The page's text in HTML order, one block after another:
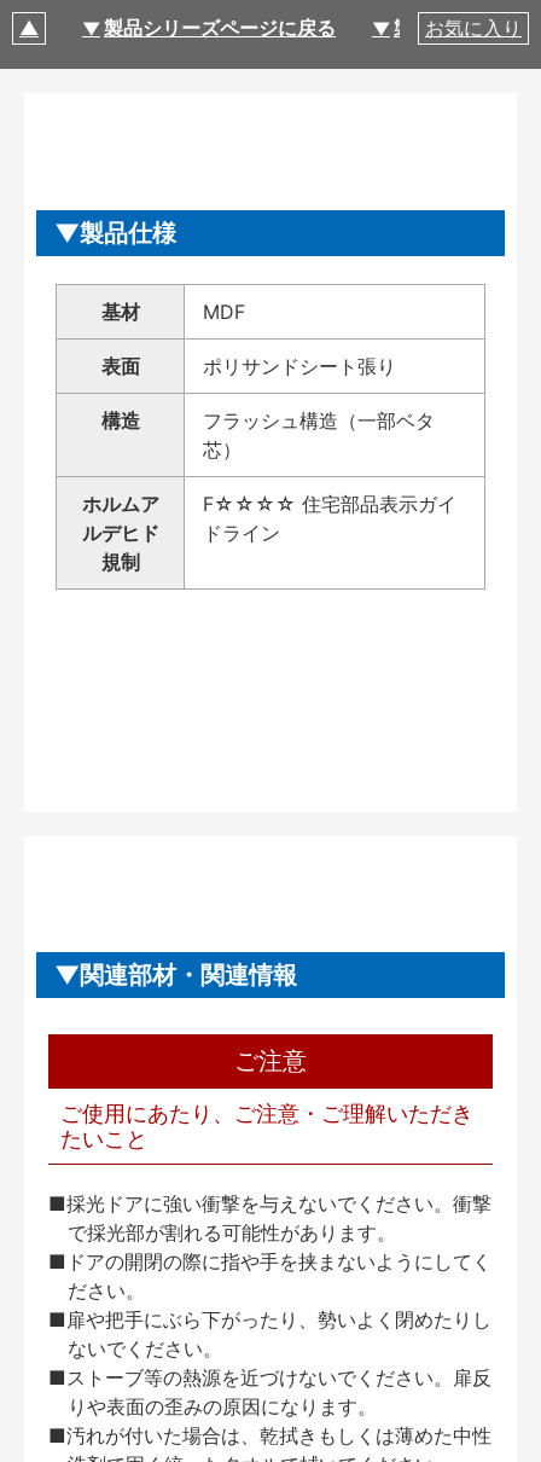
製品シリーズページに戻る 製品仕様
お気に入り
製品仕様
基材 MDF
表面 ポリサンドシート張り
構造
フラッシュ構造（一部ベタ
芯）
ホルムア
ルデヒド
規制
F☆☆☆☆ 住宅部品表示ガイ
ドライン
関連部材・関連情報
ご注意
ご使用にあたり、ご注意・ご理解いただき
たいこと
■採光ドアに強い衝撃を与えないでください。衝撃
で採光部が割れる可能性があります。
■ドアの開閉の際に指や手を挟まないようにしてく
ださい。
■扉や把手にぶら下がったり、勢いよく閉めたりし
ないでください。
■ストーブ等の熱源を近づけないでください。扉反
りや表面の歪みの原因になります。
■汚れが付いた場合は、乾拭きもしくは薄めた中性